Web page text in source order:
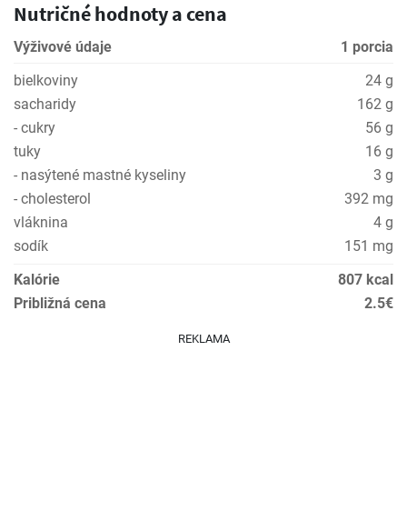
Nutričné hodnoty a cena
Výživové údaje
1 porcia
bielkoviny
24 g
sacharidy
162 g
- cukry
56 g
tuky
16 g
- nasýtené mastné kyseliny
3 g
- cholesterol
392 mg
vláknina
4 g
sodík
151 mg
Kalórie
807 kcal
Približná cena
2.5€
REKLAMA